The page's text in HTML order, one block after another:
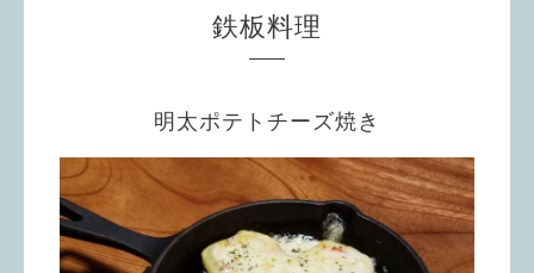
鉄板料理
明太ポテトチーズ焼き